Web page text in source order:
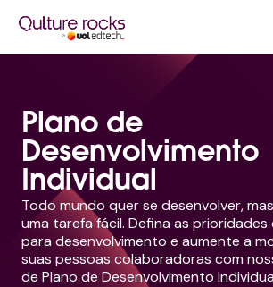
Plano de
Desenvolvimento
Individual
Todo mundo quer se desenvolver,
uma tarefa fácil. Defina as prioridades
para desenvolvimento e aumente a
suas pessoas colaboradoras com
de Plano de Desenvolvimento